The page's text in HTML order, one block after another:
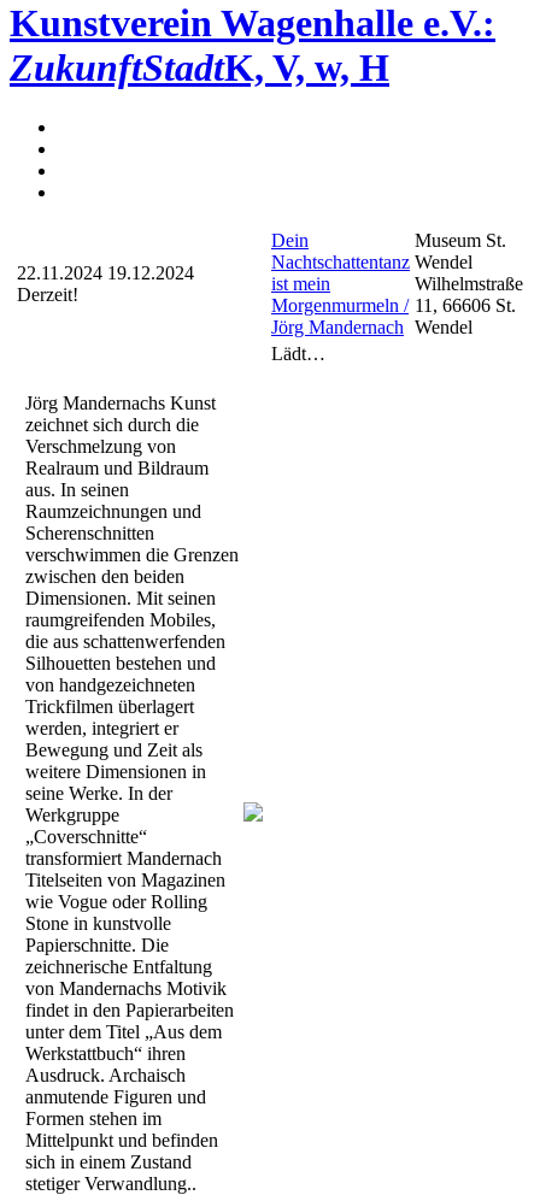
Kunstverein Wagenhalle e.V.:
ZukunftStadtK, V, w, H
22.11.2024 19.12.2024
Derzeit!
Dein
Nachtschattentanz
ist mein
Morgenmurmeln /
Jörg Mandernach
Museum St.
Wendel
Wilhelmstraße
11, 66606 St.
Wendel
Lädt…
Jörg Mandernachs Kunst
zeichnet sich durch die
Verschmelzung von
Realraum und Bildraum
aus. In seinen
Raumzeichnungen und
Scherenschnitten
verschwimmen die Grenzen
zwischen den beiden
Dimensionen. Mit seinen
raumgreifenden Mobiles,
die aus schattenwerfenden
Silhouetten bestehen und
von handgezeichneten
Trickfilmen überlagert
werden, integriert er
Bewegung und Zeit als
weitere Dimensionen in
seine Werke. In der
Werkgruppe
„Coverschnitte“
transformiert Mandernach
Titelseiten von Magazinen
wie Vogue oder Rolling
Stone in kunstvolle
Papierschnitte. Die
zeichnerische Entfaltung
von Mandernachs Motivik
findet in den Papierarbeiten
unter dem Titel „Aus dem
Werkstattbuch“ ihren
Ausdruck. Archaisch
anmutende Figuren und
Formen stehen im
Mittelpunkt und befinden
sich in einem Zustand
stetiger Verwandlung..